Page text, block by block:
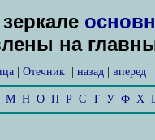
на
| Отечник| назад| вперед
М Н О П Р С Т У Ф Х